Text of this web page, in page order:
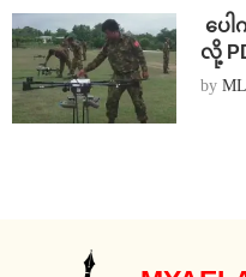
ပေ
လို့
by